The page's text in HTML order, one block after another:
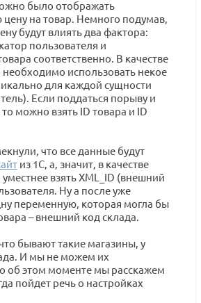
было отображать
на товар. Немного подумав,
будут влиять два фактора:
пользователя и
соответственно. В качестве
использовать некое
для каждой сущности
Если поддаться порыву и
можно взять ID товара и ID
что все данные будут
из 1С, а, значит, в качестве
взять XML_ID (внешний
Ну а после уже
переменную, которая могла бы
– внешний код склада.
бывают такие магазины, у
И мы не можем их
об этом моменте мы расскажем
пойдет речь о настройках